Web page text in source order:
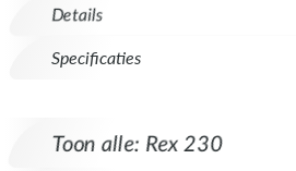
Details
Specificaties
Toon alle: Rex 230